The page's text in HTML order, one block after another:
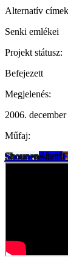
Alternatív
Senki emlékei
Projekt státusz:
Befejezett
Megjelenés:
2006. december
Műfaj:
ShounenAkció